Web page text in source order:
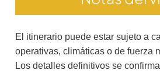
El itinerario puede estar sujeto a
operativas, climáticas o de fuerza
Los detalles definitivos se